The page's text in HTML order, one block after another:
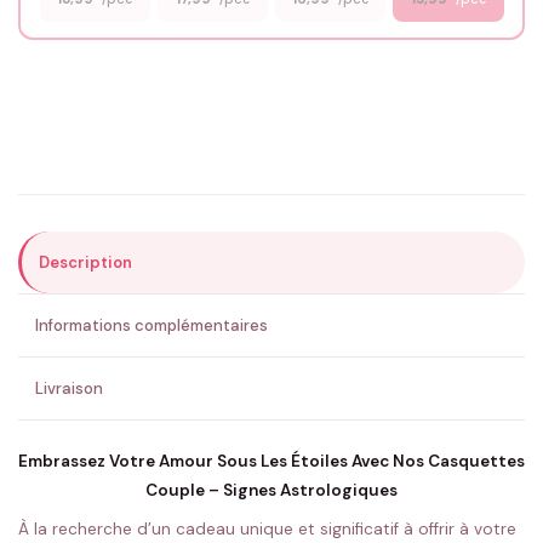
ENVOYER MA DEMANDE ✨
💚 Retour sous 24-48h🇫🇷 Flocage en France✅ Validation avant fabrication
Description
Informations complémentaires
Livraison
Embrassez Votre Amour Sous Les Étoiles Avec Nos Casquettes
Couple – Signes Astrologiques
À la recherche d’un cadeau unique et significatif à offrir à votre